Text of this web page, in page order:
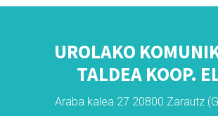
UROLAKO
TALDEA KOOP.
Araba kalea 27 20800 Zarautz